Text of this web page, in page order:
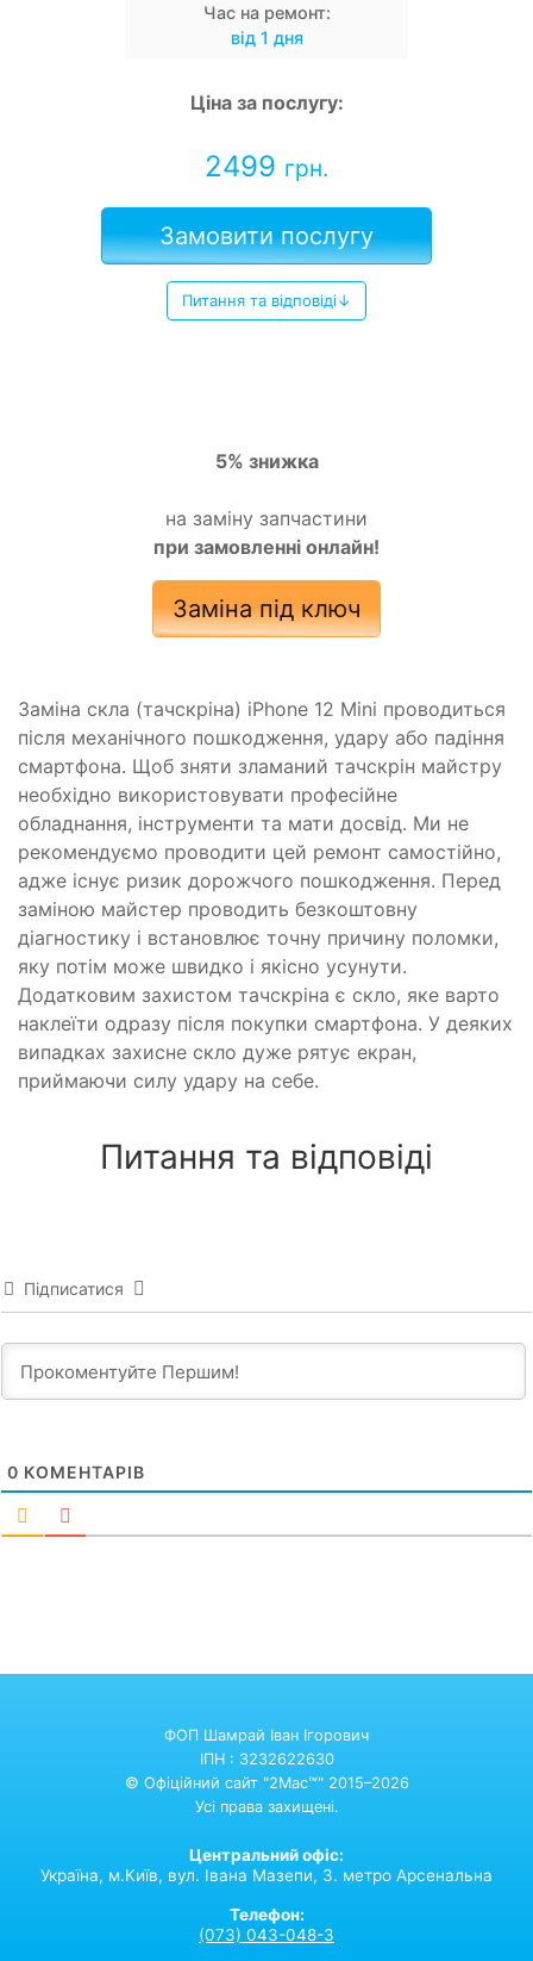
Час на ремонт:
від 1 дня
Ціна за послугу:
2499 грн.
Замовити послугу
Питання та відповіді↓
5% знижка
на заміну запчастини
при замовленні онлайн!
Заміна під ключ
Заміна скла (тачскріна) iPhone 12 Mini проводиться
після механічного пошкодження, удару або падіння
смартфона. Щоб зняти зламаний тачскрін майстру
необхідно використовувати професійне
обладнання, інструменти та мати досвід. Ми не
рекомендуємо проводити цей ремонт самостійно,
адже існує ризик дорожчого пошкодження. Перед
заміною майстер проводить безкоштовну
діагностику і встановлює точну причину поломки,
яку потім може швидко і якісно усунути.
Додатковим захистом тачскріна є скло, яке варто
наклеїти одразу після покупки смартфона. У деяких
випадках захисне скло дуже рятує екран,
приймаючи силу удару на себе.
Питання та відповіді
Підписатися
0 КОМЕНТАРІВ
ФОП Шамрай Іван Ігорович
ІПН : 3232622630
© Офіційний сайт "2Mac™" 2015–2026
Усі права захищені.
Центральний офіс:
Україна, м.Київ, вул. Івана Мазепи, 3. метро Арсенальна
Телефон:
(073) 043-048-3